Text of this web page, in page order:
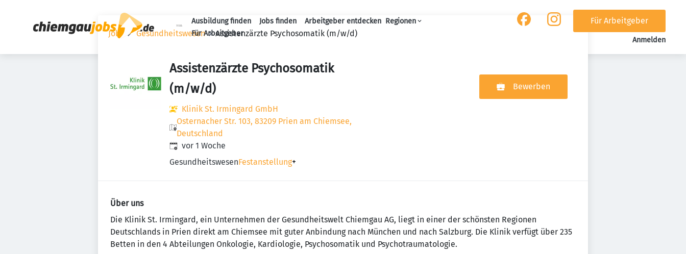
Haupt-Navigation
Ausbildung finden Jobs finden Arbeitgeber entdecken Regionen
Für Arbeitgeber
Für Arbeitgeber
Anmelden
Jobs Gesundheitswesen Assistenzärzte Psychosomatik (m/w/d)
Assistenzärzte Psychosomatik
(m/w/d)
Klinik St. Irmingard GmbH
Osternacher Str. 103, 83209 Prien am Chiemsee,
Deutschland
Veröffentlicht:
vor 1 Woche
GesundheitswesenFestanstellung+
Bewerben
Über uns
Die Klinik St. Irmingard, ein Unternehmen der Gesundheitswelt Chiemgau AG, liegt in einer der schönsten Regionen
Deutschlands in Prien direkt am Chiemsee mit guter Anbindung nach München und nach Salzburg. Die Klinik verfügt über 235
Betten in den 4 Abteilungen Onkologie, Kardiologie, Psychosomatik und Psychotraumatologie.